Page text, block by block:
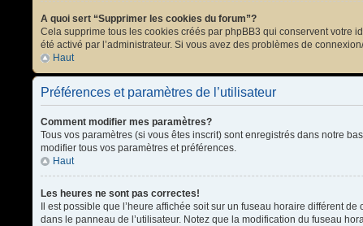
A quoi sert “Supprimer les cookies du forum”?
Cela supprime tous les cookies créés par phpBB3 qui conservent votre
été activé par l’administrateur. Si vous avez des problèmes de
Haut
Préférences et paramètres de l’utilisateur
Comment modifier mes paramètres?
Tous vos paramètres (si vous êtes inscrit) sont enregistrés dans notre
modifier tous vos paramètres et préférences.
Haut
Les heures ne sont pas correctes!
Il est possible que l’heure affichée soit sur un fuseau horaire différent
dans le panneau de l’utilisateur. Notez que la modification du fuseau